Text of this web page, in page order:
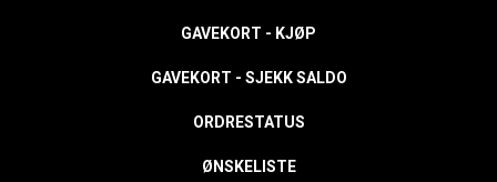
GAVEKORT - KJØP
GAVEKORT - SJEKK SALDO
ORDRESTATUS
ØNSKELISTE